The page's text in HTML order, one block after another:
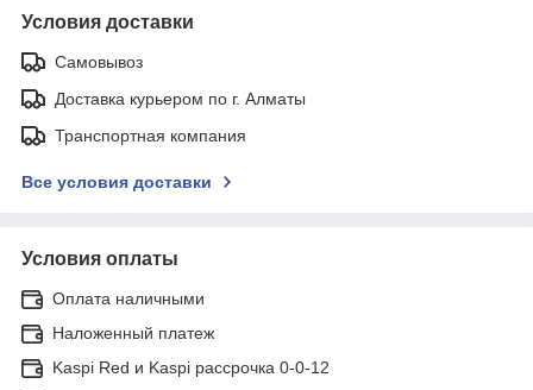
Условия доставки
Самовывоз
Доставка курьером по г. Алматы
Транспортная компания
Все условия доставки
Условия оплаты
Оплата наличными
Наложенный платеж
Kaspi Red и Kaspi рассрочка 0-0-12